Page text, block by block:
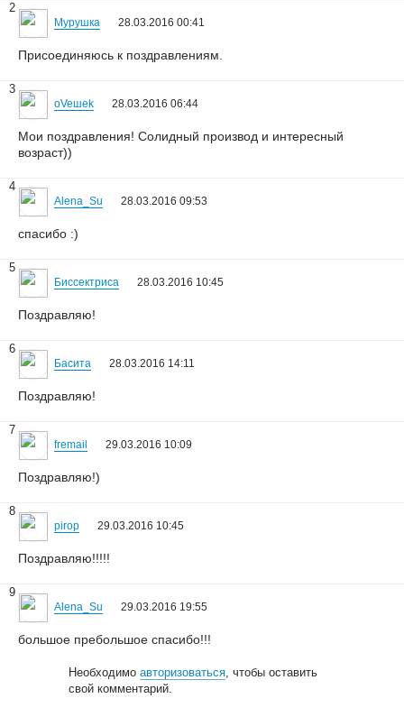
2
Мурушка 28.03.2016 00:41
Присоединяюсь к поздравлениям.
3
oVeшеk 28.03.2016 06:44
Мои поздравления! Солидный производ и интересный
возраст))
4
Alena_Su 28.03.2016 09:53
спасибо :)
5
Биссектриса 28.03.2016 10:45
Поздравляю!
6
Басита 28.03.2016 14:11
Поздравляю!
7
fremail 29.03.2016 10:09
Поздравляю!)
8
pirop 29.03.2016 10:45
Поздравляю!!!!!
9
Alena_Su 29.03.2016 19:55
большое пребольшое спасибо!!!
Необходимоавторизоваться, чтобы оставить
свой комментарий.